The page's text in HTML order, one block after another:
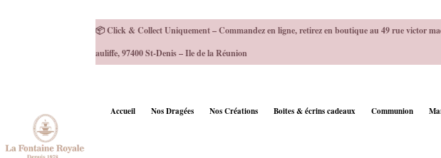
📦 Click & Collect Uniquement – Commandez en ligne, retirez en boutique au 49 rue victor
auliffe, 97400 St-Denis – Ile de la Réunion
Accueil Nos Dragées Nos Créations Boites & écrins cadeaux Communion